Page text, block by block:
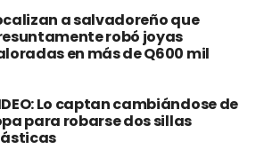
a salvadoreño que
robó joyas
en más de Q600 mil
Lo captan cambiándose de
para robarse dos sillas